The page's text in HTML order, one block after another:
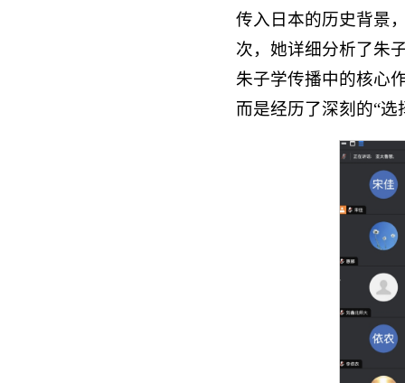
传入日本的历史背景
次，她详细分析了朱
朱子学传播中的核心
而是经历了深刻的“